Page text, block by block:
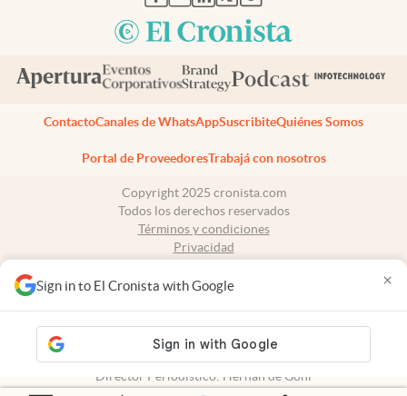
Sign in to El Cronista with Google ×
ContactoCanales de WhatsAppSuscribiteQuiénes Somos
Portal de ProveedoresTrabajá con nosotros
Copyright 2025 cronista.com
Todos los derechos reservados
Términos y condiciones
Privacidad
Tel: +54 11 7078-3270
propiedad intelectual: 56576959
N° de edición: 10.951 - 8 de agosto de 2026
Director Periodístico: Hernán de Goñi